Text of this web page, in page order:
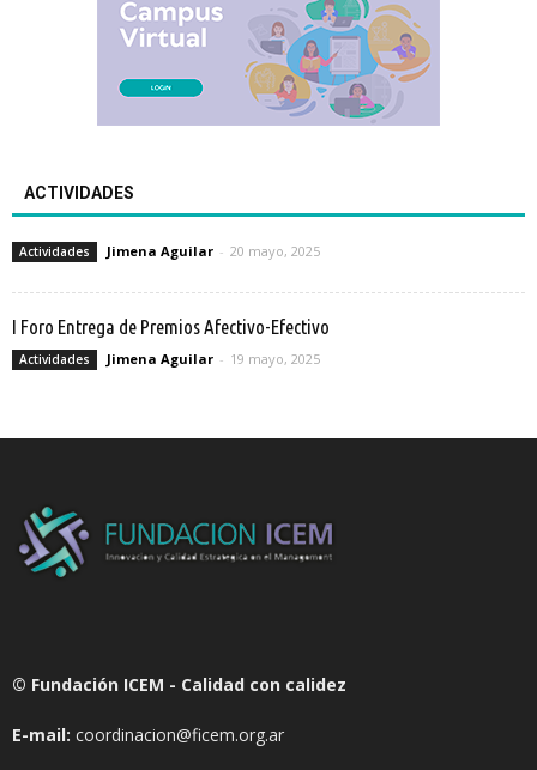
ACTIVIDADES
Actividades Jimena Aguilar - 20 mayo, 2025
I Foro Entrega de Premios Afectivo-Efectivo
Actividades Jimena Aguilar - 19 mayo, 2025
© Fundación ICEM - Calidad con calidez
E-mail: coordinacion@ficem.org.ar